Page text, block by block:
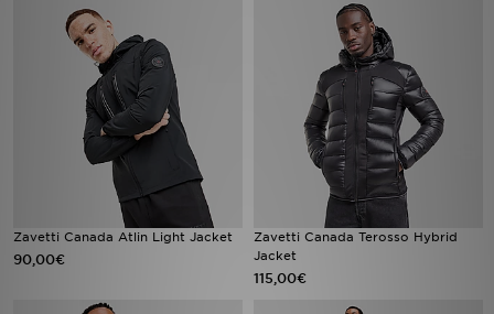
Zavetti Canada Atlin Light Jacket
90,00€
Zavetti Canada Terosso Hybrid
Jacket
115,00€